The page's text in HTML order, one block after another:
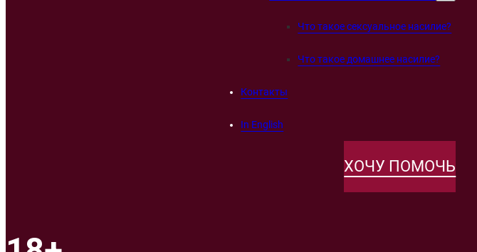
Что такое сексуальное насилие?
Что такое домашнее насилие?
Контакты
In English
ХОЧУ ПОМОЧЬ